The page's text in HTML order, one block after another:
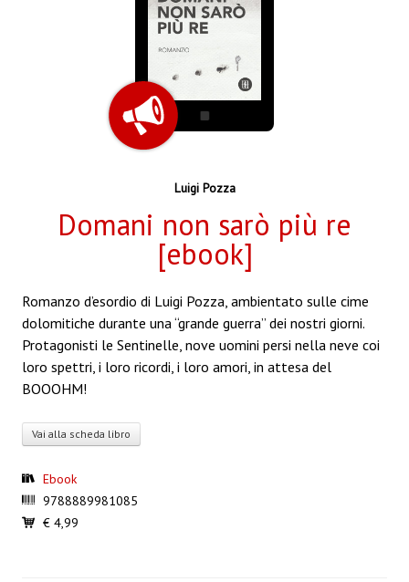
Luigi Pozza
Domani non sarò più re
[ebook]
Romanzo d’esordio di Luigi Pozza, ambientato sulle cime
dolomitiche durante una “grande guerra” dei nostri giorni.
Protagonisti le Sentinelle, nove uomini persi nella neve coi
loro spettri, i loro ricordi, i loro amori, in attesa del
BOOOHM!
Vai alla scheda libro
Ebook
9788889981085
€ 4,99